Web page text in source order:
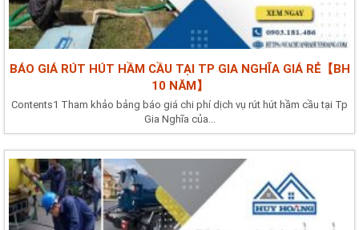
BÁO GIÁ RÚT HÚT HẦM CẦU TẠI TP GIA NGHĨA GIÁ RẺ【BH
10 NĂM】
Contents1 Tham khảo bảng báo giá chi phí dịch vụ rút hút hầm cầu tại Tp
Gia Nghĩa của...